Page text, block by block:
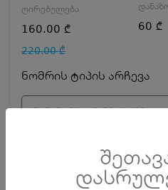
ღირებულება
160.00 ₾
220.00 ₾
60 ₾
ნომრის ტიპის არჩევა
ნომერი 2 სტუმარზე საუზმით